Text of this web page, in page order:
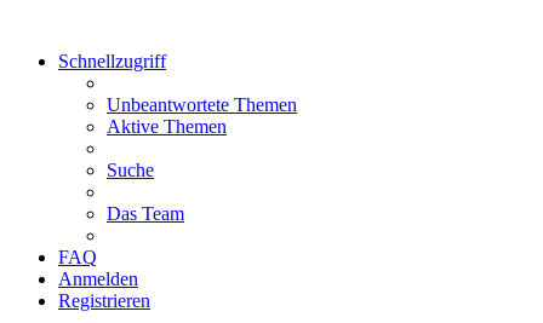
Schnellzugriff
Unbeantwortete Themen
Aktive Themen
Suche
Das Team
FAQ
Anmelden
Registrieren